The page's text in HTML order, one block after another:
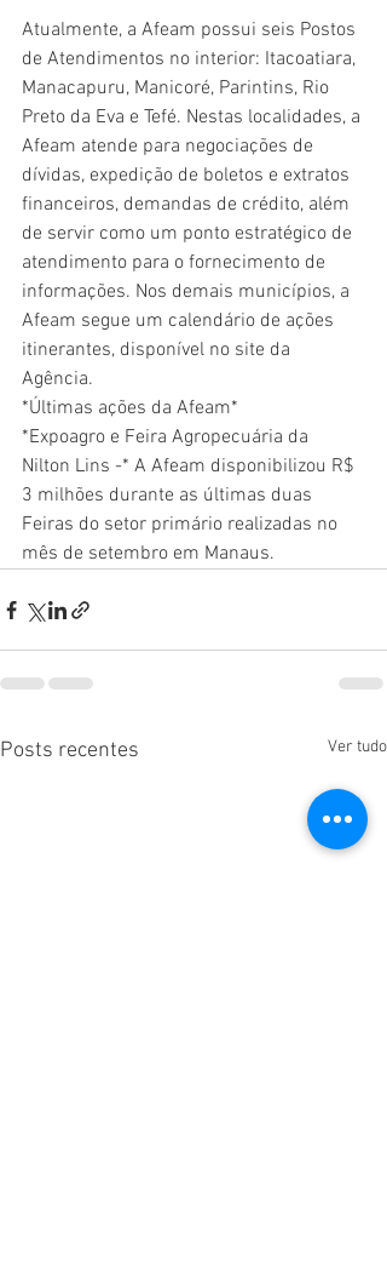
Atualmente, a Afeam possui seis Postos
de Atendimentos no interior: Itacoatiara,
Manacapuru, Manicoré, Parintins, Rio
Preto da Eva e Tefé. Nestas localidades, a
Afeam atende para negociações de
dívidas, expedição de boletos e extratos
financeiros, demandas de crédito, além
de servir como um ponto estratégico de
atendimento para o fornecimento de
informações. Nos demais municípios, a
Afeam segue um calendário de ações
itinerantes, disponível no site da
Agência.
*Últimas ações da Afeam*
*Expoagro e Feira Agropecuária da
Nilton Lins -* A Afeam disponibilizou R$
3 milhões durante as últimas duas
Feiras do setor primário realizadas no
mês de setembro em Manaus.
Posts recentes Ver tudo